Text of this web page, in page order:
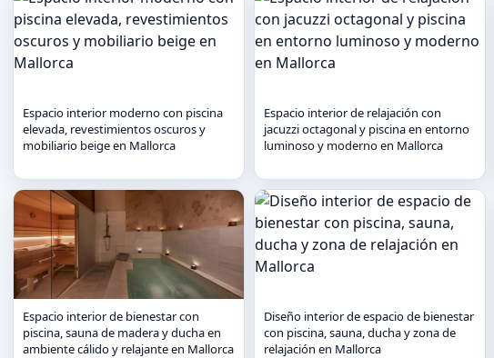
Espacio interior moderno con piscina
elevada, revestimientos oscuros y
mobiliario beige en Mallorca
Espacio interior de relajación con
jacuzzi octagonal y piscina en entorno
luminoso y moderno en Mallorca
Espacio interior de bienestar con
piscina, sauna de madera y ducha en
ambiente cálido y relajante en Mallorca
Diseño interior de espacio de bienestar
con piscina, sauna, ducha y zona de
relajación en Mallorca